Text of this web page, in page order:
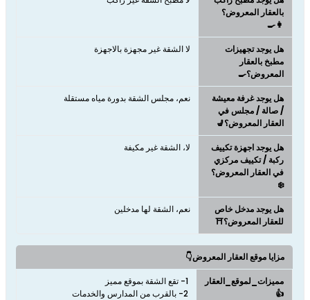
بالعقار المعروض؟
👩‍🍳
هل يوجد تجهيزات
مطبخ بالعقار
المعروض؟🍳
لا الشقة غير مجهزة بالاجهزة
هل يوجد غرفة معيشة
/ صالة / مجلس في
العقار المعروض؟💺
نعم، مجلس الشقة بدورة مياه مستقلة
هل يوجد اجهزة تكييف
ركبة / تكييف مركزي
في العقار المعروض؟
❄️
لا، الشقة غير مكيفة
هل يوجد مدخل خاص
للعقار المعروض؟⛩️
نعم، الشقة لها مدخلين
مزايا موقع العقار المعروض👇
مميزات_لموقع_العقار
👍
2- بالقرب من المدارس والخدمات